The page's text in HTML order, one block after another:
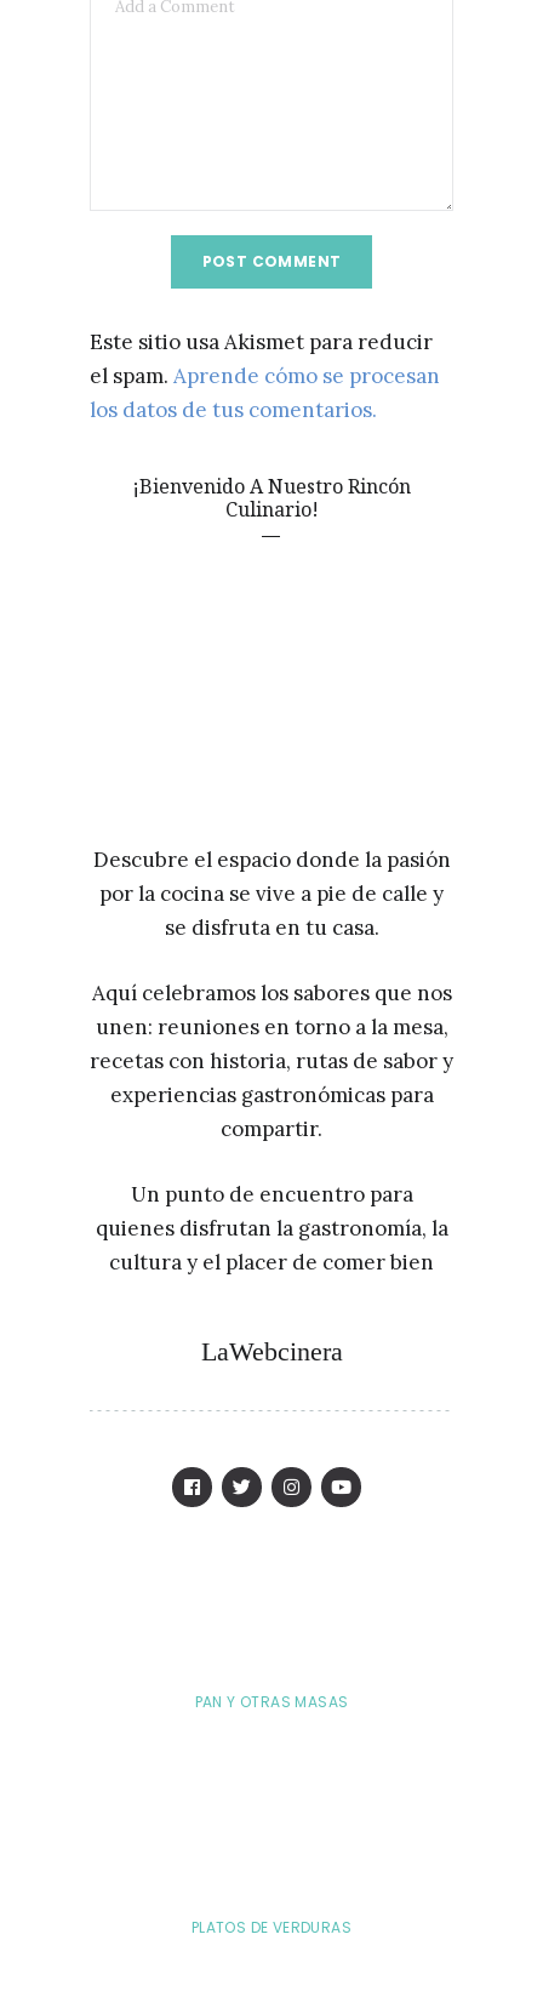
Este sitio usa Akismet para reducir
el spam. Aprende cómo se procesan
los datos de tus comentarios.
¡Bienvenido A Nuestro Rincón
Culinario!
Descubre el espacio donde la pasión
por la cocina se vive a pie de calle y
se disfruta en tu casa.
Aquí celebramos los sabores que nos
unen: reuniones en torno a la mesa,
recetas con historia, rutas de sabor y
experiencias gastronómicas para
compartir.
Un punto de encuentro para
quienes disfrutan la gastronomía, la
cultura y el placer de comer bien
LaWebcinera
PAN Y OTRAS MASAS
PLATOS DE VERDURAS